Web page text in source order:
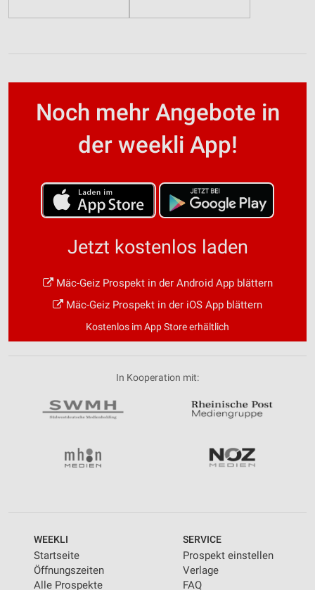
Noch mehr Angebote in
der weekli App!
Jetzt kostenlos laden
Mäc-Geiz Prospekt in der Android App blättern
Mäc-Geiz Prospekt in der iOS App blättern
Kostenlos im App Store erhältlich
In Kooperation mit:
WEEKLI
Startseite
Öffnungszeiten
Alle Prospekte
SERVICE
Prospekt einstellen
Verlage
FAQ